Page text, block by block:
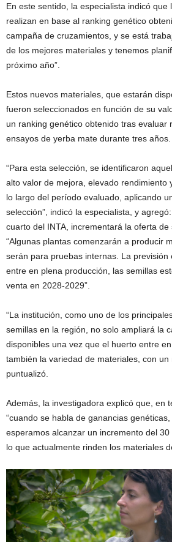
En este sentido, la especialista indicó que
realizan en base al ranking genético
campaña de cruzamientos, y se está
de los mejores materiales y tenemos
próximo año”.
Estos nuevos materiales, que estarán
fueron seleccionados en función de su
un ranking genético obtenido tras evaluar
ensayos de yerba mate durante tres años.
“Para esta selección, se identificaron
alto valor de mejora, elevado rendimiento
lo largo del período evaluado, aplicando
selección”, indicó la especialista, y
cuarto del INTA, incrementará la oferta de
“Algunas plantas comenzarán a producir
serán para pruebas internas. La previsión
entre en plena producción, las semillas
venta en 2028-2029”.
“La institución, como uno de los
semillas en la región, no solo ampliará la
disponibles una vez que el huerto entre
también la variedad de materiales, con un
puntualizó.
Además, la investigadora explicó que, en
“cuando se habla de ganancias
esperamos alcanzar un incremento del
lo que actualmente rinden los materiales